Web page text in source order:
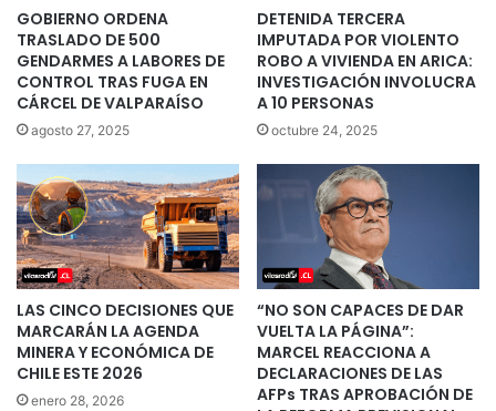
GOBIERNO ORDENA
TRASLADO DE 500
GENDARMES A LABORES DE
CONTROL TRAS FUGA EN
CÁRCEL DE VALPARAÍSO
agosto 27, 2025
DETENIDA TERCERA
IMPUTADA POR VIOLENTO
ROBO A VIVIENDA EN ARICA:
INVESTIGACIÓN INVOLUCRA
A 10 PERSONAS
octubre 24, 2025
LAS CINCO DECISIONES QUE
MARCARÁN LA AGENDA
MINERA Y ECONÓMICA DE
CHILE ESTE 2026
enero 28, 2026
“NO SON CAPACES DE DAR
VUELTA LA PÁGINA”:
MARCEL REACCIONA A
DECLARACIONES DE LAS
AFPs TRAS APROBACIÓN DE